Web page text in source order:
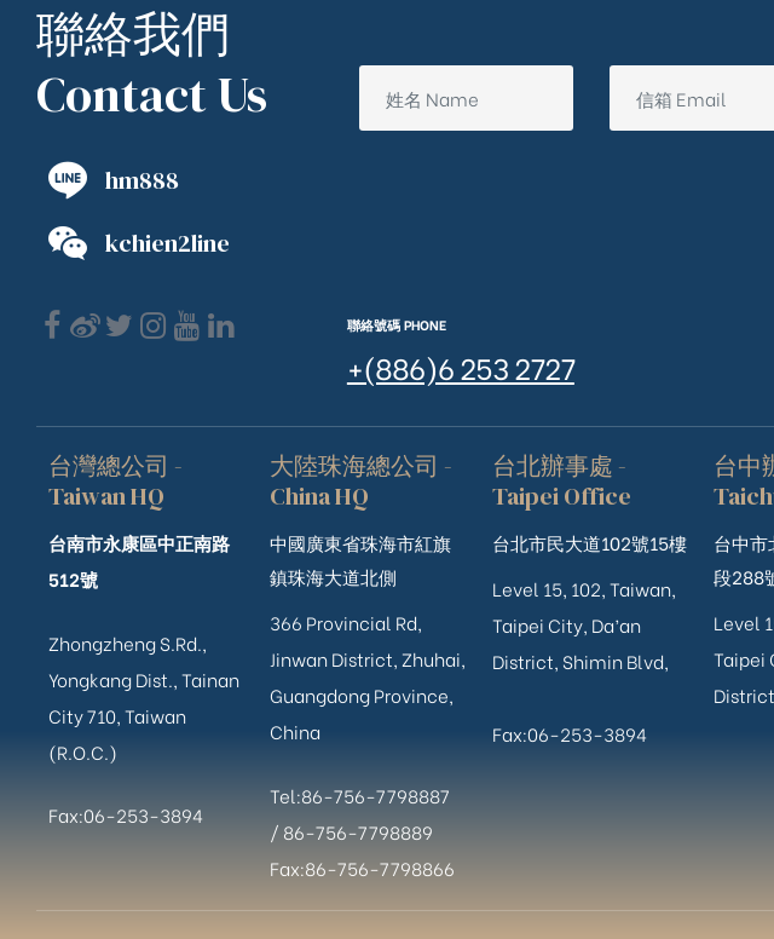
聯絡我們
Contact Us
hm888
kchien2line
聯絡號碼 PHONE
+(886)6 253 2727
台灣總公司 -
Taiwan HQ
台南市永康區中正南路
512號
Zhongzheng S.Rd.,
Yongkang Dist., Tainan
City 710, Taiwan
(R.O.C.)
Fax:06-253-3894
大陸珠海總公司 -
China HQ
中國廣東省珠海市紅旗
鎮珠海大道北側
366 Provincial Rd,
Jinwan District, Zhuhai,
Guangdong Province,
China
Tel:86-756-7798887
/ 86-756-7798889
Fax:86-756-7798866
台北辦事處 -
Taipei Office
台北市民大道102號15樓
Level 15, 102, Taiwan,
Taipei City, Da’an
District, Shimin Blvd,
Fax:06-253-3894
台中
台中市
段288
Level
Taipei